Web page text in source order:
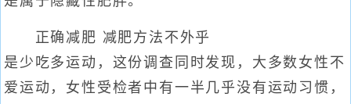
正确减肥 减肥方法不外乎
是少吃多运动，这份调查同时发现，大多数女性不
爱运动，女性受检者中有一半几乎没有运动习惯，